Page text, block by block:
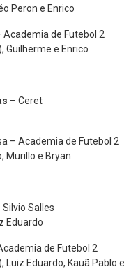
Peron e Enrico
Academia de Futebol 2
Guilherme e Enrico
– Ceret
– Academia de Futebol 2
Murillo e Bryan
Silvio Salles
Eduardo
de Futebol 2
Luiz Eduardo, Kauã Pablo e